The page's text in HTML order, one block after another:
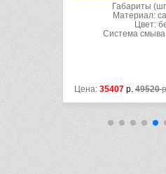
Габариты
Материал:
Цвет:
Система
Цена: 35407 р. 49520